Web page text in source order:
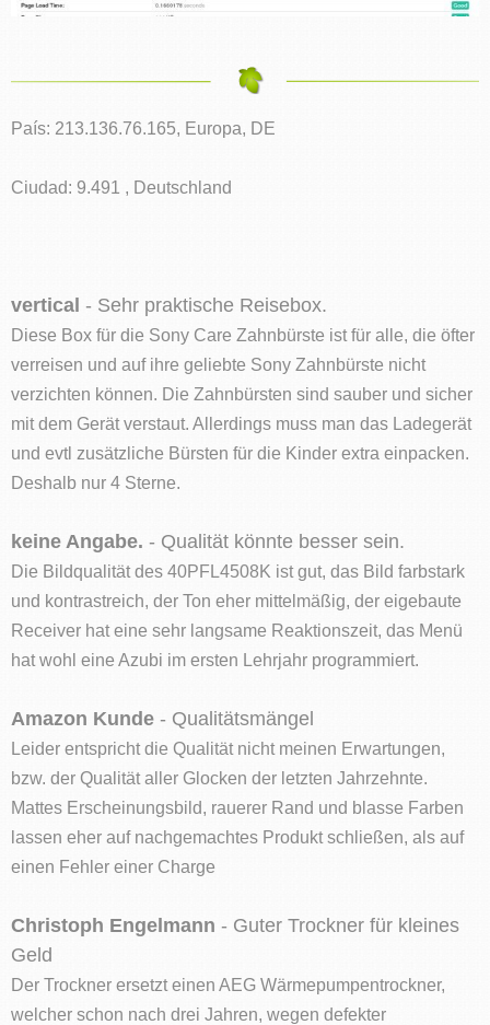
País: 213.136.76.165, Europa, DE
Ciudad: 9.491 , Deutschland
vertical - Sehr praktische Reisebox.
Diese Box für die Sony Care Zahnbürste ist für alle, die öfter
verreisen und auf ihre geliebte Sony Zahnbürste nicht
verzichten können. Die Zahnbürsten sind sauber und sicher
mit dem Gerät verstaut. Allerdings muss man das Ladegerät
und evtl zusätzliche Bürsten für die Kinder extra einpacken.
Deshalb nur 4 Sterne.
keine Angabe. - Qualität könnte besser sein.
Die Bildqualität des 40PFL4508K ist gut, das Bild farbstark
und kontrastreich, der Ton eher mittelmäßig, der eigebaute
Receiver hat eine sehr langsame Reaktionszeit, das Menü
hat wohl eine Azubi im ersten Lehrjahr programmiert.
Amazon Kunde - Qualitätsmängel
Leider entspricht die Qualität nicht meinen Erwartungen,
bzw. der Qualität aller Glocken der letzten Jahrzehnte.
Mattes Erscheinungsbild, rauerer Rand und blasse Farben
lassen eher auf nachgemachtes Produkt schließen, als auf
einen Fehler einer Charge
Christoph Engelmann - Guter Trockner für kleines
Geld
Der Trockner ersetzt einen AEG Wärmepumpentrockner,
welcher schon nach drei Jahren, wegen defekter